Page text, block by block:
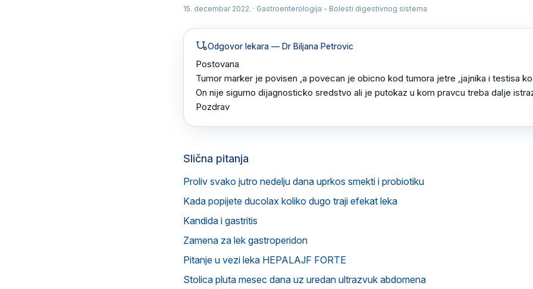
15. decembar 2022. · Gastroenterologija - Bolesti digestivnog sistema
Odgovor lekara — Dr Biljana Petrovic
Postovana
Tumor marker je povisen ,a povecan je obicno kod tumora jetre ,jajnika i testisa
On nije sigurno dijagnosticko sredstvo ali je putokaz u kom pravcu treba dalje
Pozdrav
Slična pitanja
Proliv svako jutro nedelju dana uprkos smekti i probiotiku
Kada popijete ducolax koliko dugo traji efekat leka
Kandida i gastritis
Zamena za lek gastroperidon
Pitanje u vezi leka HEPALAJF FORTE
Stolica pluta mesec dana uz uredan ultrazvuk abdomena